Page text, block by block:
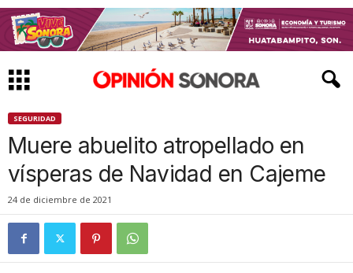
SEGURIDAD
Muere abuelito atropellado en
vísperas de Navidad en Cajeme
24 de diciembre de 2021